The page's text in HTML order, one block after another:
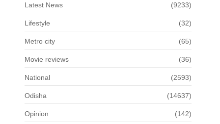
Latest News (9233)
Lifestyle (32)
Metro city (65)
Movie reviews (36)
National (2593)
Odisha (14637)
Opinion (142)